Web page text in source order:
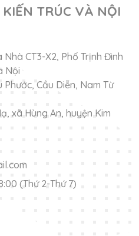
TRÚC VÀ NỘI
Nhà CT3-X2, Phố Trịnh Đình
Nội
Phước, Cầu Diễn, Nam Từ
xã Hùng An, huyện Kim
(Thứ 2-Thứ 7)